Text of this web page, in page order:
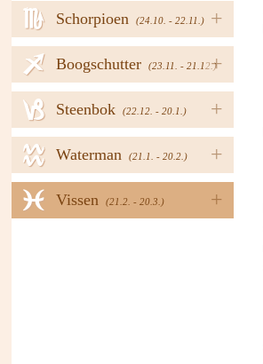
+
Schorpioen (24.10. - 22.11.)
h
+
Boogschutter (23.11. - 21.12.)
i
+
Steenbok (22.12. - 20.1.)
j
+
Waterman (21.1. - 20.2.)
k
+
Vissen (21.2. - 20.3.)
l